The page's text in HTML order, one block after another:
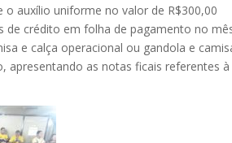
o auxílio uniforme no valor de R$300,00
de crédito em folha de pagamento no
e calça operacional ou gandola e
apresentando as notas ficais referentes à